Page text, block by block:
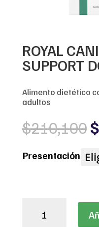
ROYAL
SUPPORT
Alimento dietético
adultos
$210,100$
Presentación
CANIN